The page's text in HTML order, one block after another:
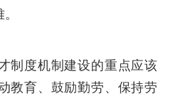
度机制建设的重点应该
教育、鼓励勤劳、保持劳